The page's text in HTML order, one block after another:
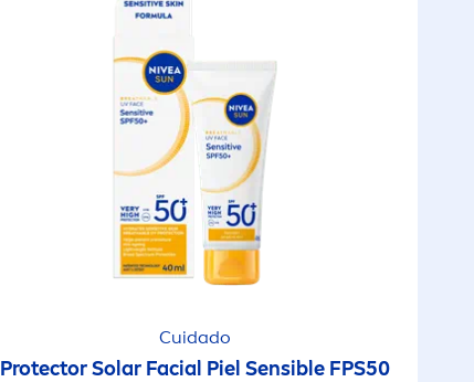
Cuidado
Protector Solar Facial Piel Sensible FPS50